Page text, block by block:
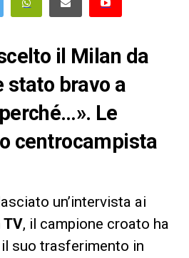
il Milan da
stato bravo a
Le
centrocampista
un’intervista ai
TV, il campione croato ha
suo trasferimento in